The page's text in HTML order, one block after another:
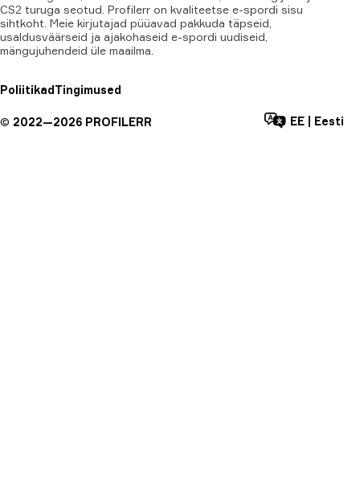
CS2 turuga seotud. Profilerr on kvaliteetse e-spordi sisu
sihtkoht. Meie kirjutajad püüavad pakkuda täpseid,
usaldusväärseid ja ajakohaseid e-spordi uudiseid,
mängujuhendeid üle maailma.
PoliitikadTingimused
© 2022—2026 PROFILERR EE Eesti